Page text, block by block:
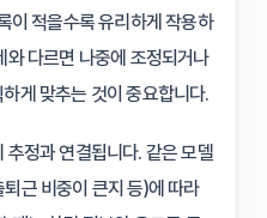
이 적을수록 유리하게 작용하
다르면 나중에 조정되거나
게 맞추는 것이 중요합니다.
추정과 연결됩니다. 같은 모델
근 비중이 큰지 등)에 따라